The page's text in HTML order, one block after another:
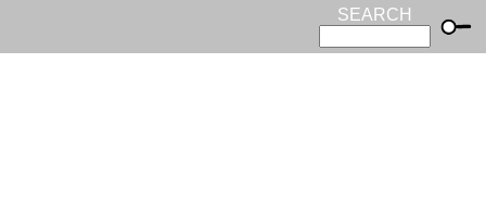
SEARCH